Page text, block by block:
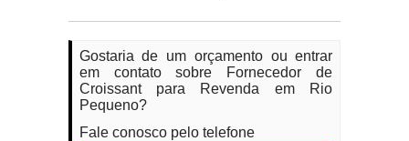
Gostaria de um orçamento ou entrar
em contato sobre Fornecedor de
Croissant para Revenda em Rio
Pequeno?
Fale conosco pelo telefone